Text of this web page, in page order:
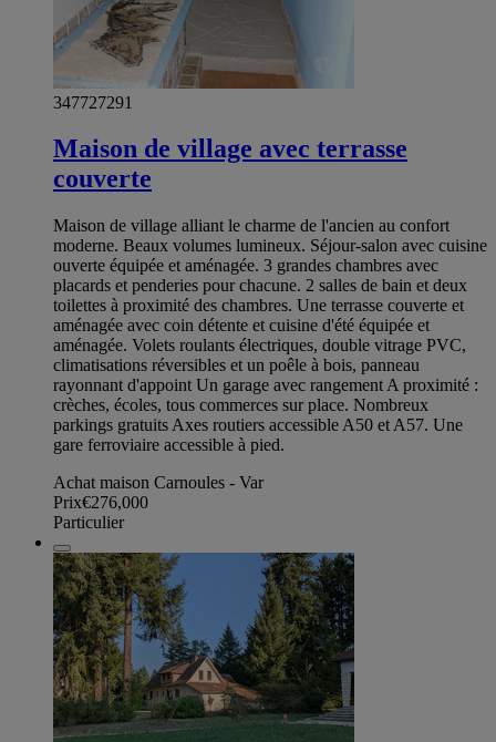
347727291
Maison de village avec terrasse
couverte
Maison de village alliant le charme de l'ancien au confort
moderne. Beaux volumes lumineux. Séjour-salon avec cuisine
ouverte équipée et aménagée. 3 grandes chambres avec
placards et penderies pour chacune. 2 salles de bain et deux
toilettes à proximité des chambres. Une terrasse couverte et
aménagée avec coin détente et cuisine d'été équipée et
aménagée. Volets roulants électriques, double vitrage PVC,
climatisations réversibles et un poêle à bois, panneau
rayonnant d'appoint Un garage avec rangement A proximité :
crèches, écoles, tous commerces sur place. Nombreux
parkings gratuits Axes routiers accessible A50 et A57. Une
gare ferroviaire accessible à pied.
Achat maison Carnoules - Var
Prix€276,000
Particulier